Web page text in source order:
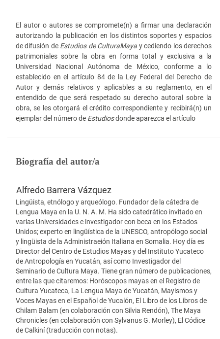
El autor o autores se compromete(n) a firmar una declaración
autorizando la publicación en los distintos soportes y espacios
de difusión de Estudios de CulturaMaya y cediendo los derechos
patrimoniales sobre la obra en forma total y exclusiva a la
Universidad Nacional Autónoma de México, conforme a lo
establecido en el artículo 84 de la Ley Federal del Derecho de
Autor y demás relativos y aplicables a su reglamento, en el
entendido de que será respetado su derecho autoral sobre la
obra, se les otorgará el crédito correspondiente y recibirá(n) un
ejemplar del número de Estudiosdonde aparezca el artículo
Biografía del autor/a
Alfredo Barrera Vázquez
Lingüista, etnólogo y arqueólogo. Fundador de la cátedra de
Lengua Maya en la U. N. A. M. Ha sido catedrático invitado en
varias Universidades e investigador con beca en los Estados
Unidos; experto en lingüística de la UNESCO, antropólogo social
y lingüista de la Administraeión Italiana en Somalia. Hoy día es
Director del Centro de Estudios Mayas y del Instituto Yucateco
de Antropología en Yucatán, así como Investigador del
Seminario de Cultura Maya. Tiene gran número de publicaciones,
entre las que citaremos: Horóscopos mayas en el Registro de
Cultura Yucateca, La Lengua Maya de Yucatán, Mayismos y
Voces Mayas en el Español de Yucalón, El Libro de los Libros de
Chilam Balam (en colaboración con Silvia Rendón), The Maya
Chronicles (en colaboración con Sylvanus G. Morley), El Códice
de Calkiní (traducción con notas).